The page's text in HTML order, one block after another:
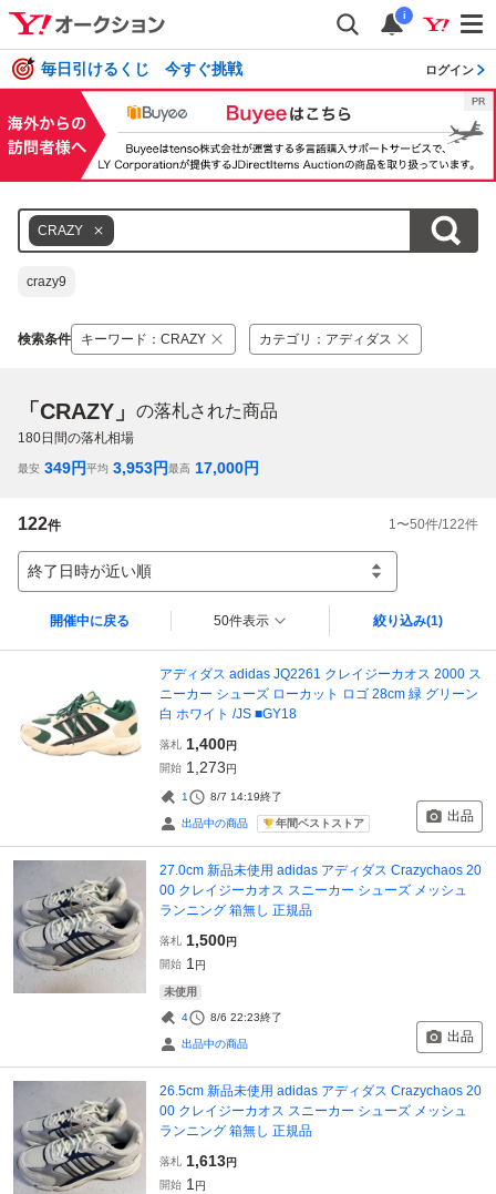
i
毎日引けるくじ 今すぐ挑戦 ログイン
CRAZY
crazy9
検索条件 キーワード ： CRAZY カテゴリ ： アディダス
「CRAZY」 の落札された商品
180日間の落札相場
最安 349円平均 3,953円最高 17,000円
122件 1 〜50件/122件
終了日時が近い順
開催中に戻る 50件表示 絞り込み(1)
アディダス adidas JQ2261 クレイジーカオス 2000 ス
ニーカー シューズ ローカット ロゴ 28cm 緑 グリーン
白 ホワイト /JS ■GY18
落札 1,400円
開始 1,273円
1 8/7 14:19終了
出品中の商品 年間ベストストア 出品
27.0cm 新品未使用 adidas アディダス Crazychaos 20
00 クレイジーカオス スニーカー シューズ メッシュ
ランニング 箱無し 正規品
落札 1,500円
開始 1 円
未使用
4 8/6 22:23終了
出品中の商品 出品
26.5cm 新品未使用 adidas アディダス Crazychaos 20
00 クレイジーカオス スニーカー シューズ メッシュ
ランニング 箱無し 正規品
落札 1,613円
開始 1 円